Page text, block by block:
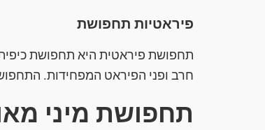
פיראטיות תחפושת
תחפושת פיראטית היא תחפושת
חרב ופני הפיראט המפחידות.
תחפושת מיני